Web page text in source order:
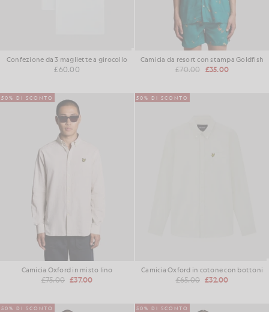
Confezione da 3 magliette a girocollo
£60.00
Camicia da resort con stampa Goldfish
£70.00 £35.00
50% DI SCONTO
Camicia Oxford in misto lino
£75.00 £37.00
50% DI SCONTO
Camicia Oxford in cotone con bottoni
£65.00 £32.00
50% DI SCONTO 50% DI SCONTO